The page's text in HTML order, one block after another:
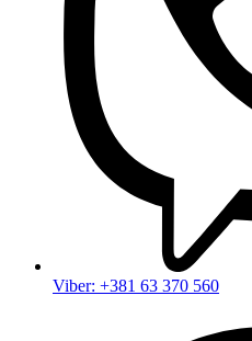
Viber: +381 63 370 560